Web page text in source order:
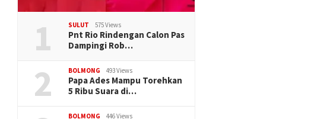
1 SULUT 575 Views
Pnt Rio Rindengan Calon Pas
Dampingi Rob…
2 BOLMONG 493 Views
Papa Ades Mampu Torehkan
5 Ribu Suara di…
BOLMONG 446 Views